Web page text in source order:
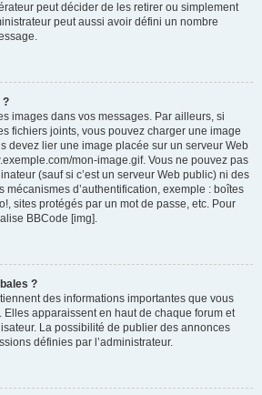
peut décider de les retirer ou simplement
peut aussi avoir défini un nombre
?
images dans vos messages. Par ailleurs, si
fichiers joints, vous pouvez charger une image
devez lier une image placée sur un serveur Web
mon-image.gif. Vous ne pouvez pas
(sauf si c’est un serveur Web public) ni des
mécanismes d’authentification, exemple : boîtes
sites protégés par un mot de passe, etc. Pour
BBCode [img].
?
des informations importantes que vous
apparaissent en haut de chaque forum et
La possibilité de publier des annonces
définies par l’administrateur.